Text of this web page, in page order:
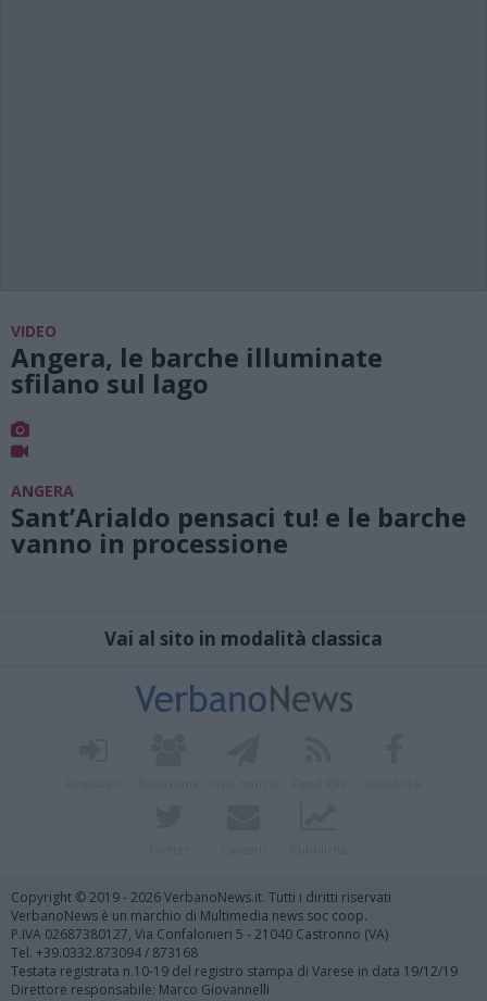
VIDEO
Angera, le barche illuminate
sfilano sul lago
ANGERA
Sant’Arialdo pensaci tu! e le barche
vanno in processione
Vai al sito in modalità classica
Copyright © 2019 - 2026 VerbanoNews.it. Tutti i diritti riservati
VerbanoNews è un marchio di Multimedia news soc coop.
P.IVA 02687380127, Via Confalonieri 5 - 21040 Castronno (VA)
Tel. +39.0332.873094 / 873168
Testata registrata n.10-19 del registro stampa di Varese in data 19/12/19
Direttore responsabile: Marco Giovannelli